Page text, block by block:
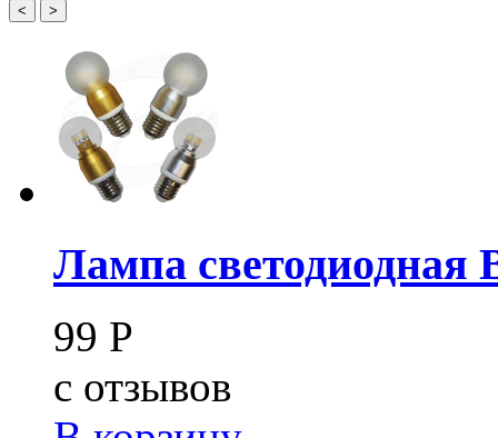
< >
Лампа светодиодная
99 Р
c отзывов